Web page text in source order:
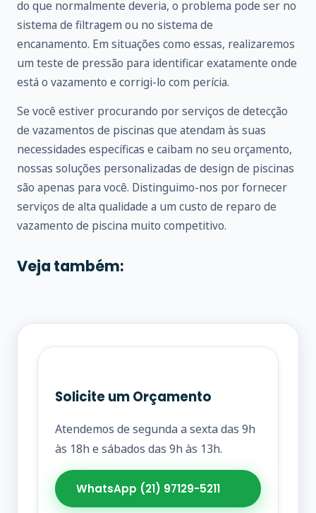
do que normalmente deveria, o problema pode ser no
sistema de filtragem ou no sistema de
encanamento. Em situações como essas, realizaremos
um teste de pressão para identificar exatamente onde
está o vazamento e corrigi-lo com perícia.
Se você estiver procurando por serviços de detecção
de vazamentos de piscinas que atendam às suas
necessidades específicas e caibam no seu orçamento,
nossas soluções personalizadas de design de piscinas
são apenas para você. Distinguimo-nos por fornecer
serviços de alta qualidade a um custo de reparo de
vazamento de piscina muito competitivo.
Veja também:
Solicite um Orçamento
Atendemos de segunda a sexta das 9h
às 18h e sábados das 9h às 13h.
WhatsApp (21) 97129-5211